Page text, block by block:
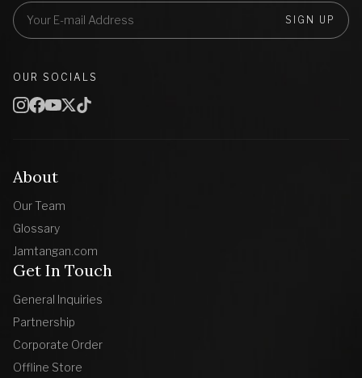
About
Our Team
Glossary
Jamtangan.com
Get In Touch
General Inquiries
Partnership
Corporate Order
Offline Store
SIGN UP
OUR SOCIALS